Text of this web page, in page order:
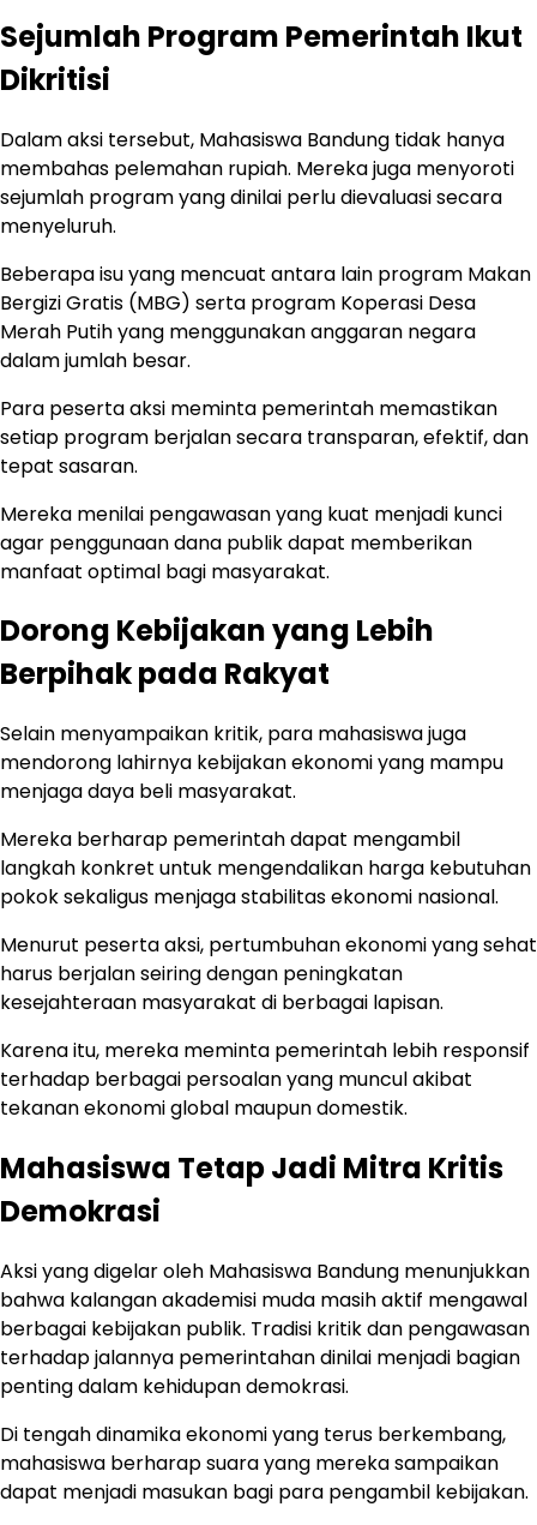
Sejumlah Program Pemerintah Ikut
Dikritisi
Dalam aksi tersebut, Mahasiswa Bandung tidak hanya
membahas pelemahan rupiah. Mereka juga menyoroti
sejumlah program yang dinilai perlu dievaluasi secara
menyeluruh.
Beberapa isu yang mencuat antara lain program Makan
Bergizi Gratis (MBG) serta program Koperasi Desa
Merah Putih yang menggunakan anggaran negara
dalam jumlah besar.
Para peserta aksi meminta pemerintah memastikan
setiap program berjalan secara transparan, efektif, dan
tepat sasaran.
Mereka menilai pengawasan yang kuat menjadi kunci
agar penggunaan dana publik dapat memberikan
manfaat optimal bagi masyarakat.
Dorong Kebijakan yang Lebih
Berpihak pada Rakyat
Selain menyampaikan kritik, para mahasiswa juga
mendorong lahirnya kebijakan ekonomi yang mampu
menjaga daya beli masyarakat.
Mereka berharap pemerintah dapat mengambil
langkah konkret untuk mengendalikan harga kebutuhan
pokok sekaligus menjaga stabilitas ekonomi nasional.
Menurut peserta aksi, pertumbuhan ekonomi yang sehat
harus berjalan seiring dengan peningkatan
kesejahteraan masyarakat di berbagai lapisan.
Karena itu, mereka meminta pemerintah lebih responsif
terhadap berbagai persoalan yang muncul akibat
tekanan ekonomi global maupun domestik.
Mahasiswa Tetap Jadi Mitra Kritis
Demokrasi
Aksi yang digelar oleh Mahasiswa Bandung menunjukkan
bahwa kalangan akademisi muda masih aktif mengawal
berbagai kebijakan publik. Tradisi kritik dan pengawasan
terhadap jalannya pemerintahan dinilai menjadi bagian
penting dalam kehidupan demokrasi.
Di tengah dinamika ekonomi yang terus berkembang,
mahasiswa berharap suara yang mereka sampaikan
dapat menjadi masukan bagi para pengambil kebijakan.